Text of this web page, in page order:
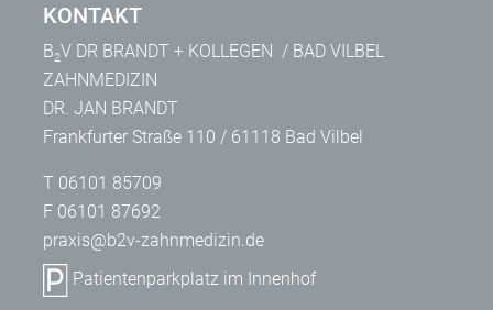
KONTAKT
B2V DR BRANDT + KOLLEGEN / BAD VILBEL
ZAHNMEDIZIN
DR. JAN BRANDT
Frankfurter Straße 110 / 61118 Bad Vilbel
T 06101 85709
F 06101 87692
praxis@b2v-zahnmedizin.de
Patientenparkplatz im Innenhof